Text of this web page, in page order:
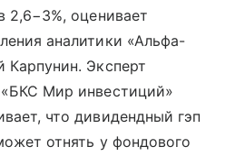
2,6−3%, оценивает
аналитики «Альфа-
Карпунин. Эксперт
Мир инвестиций»
что дивидендный гэп
отнять у фондового